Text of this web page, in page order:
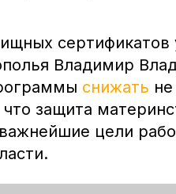
сертификатов
Владимир
снижать
защита
цели